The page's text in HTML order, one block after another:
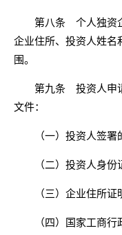
第八条 个人独资企
企业住所、投资人姓名
围。
第九条 投资人申请
文件：
（一）投资人签署的
（二）投资人身份
（三）企业住所证
（四）国家工商行政